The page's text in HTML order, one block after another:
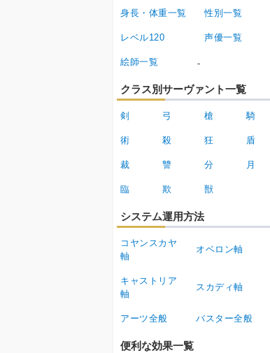
身長・体重一覧 性別一覧
レベル120 声優一覧
絵師一覧 -
クラス別サーヴァント一覧
剣 弓 槍 騎
術 殺 狂 盾
裁 讐 分 月
臨 欺 獣
システム運用方法
コヤンスカヤ
軸
オベロン軸
キャストリア
軸
スカディ軸
アーツ全般 バスター全般
便利な効果一覧